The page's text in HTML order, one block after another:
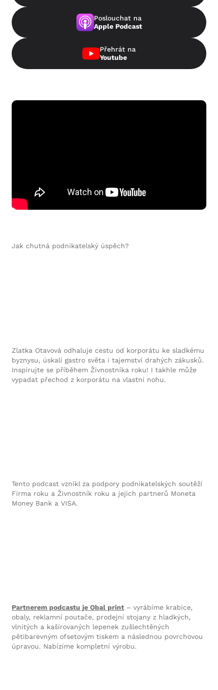
Poslouchat na
Apple Podcast
Přehrát na
Youtube
Jak chutná podnikatelský úspěch?
Zlatka Otavová odhaluje cestu od korporátu ke sladkému
byznysu, úskalí gastro světa i tajemství drahých zákusků.
Inspirujte se příběhem Živnostníka roku! I takhle může
vypadat přechod z korporátu na vlastní nohu.
Tento podcast vznikl za podpory podnikatelských soutěží
Firma roku a Živnostník roku a jejich partnerů Moneta
Money Bank a VISA.
Partnerem podcastu je Obal print – vyrábíme krabice,
obaly, reklamní poutače, prodejní stojany z hladkých,
vlnitých a kašírovaných lepenek zušlechtěných
pětibarevným ofsetovým tiskem a následnou povrchovou
úpravou. Nabízíme kompletní výrobu.